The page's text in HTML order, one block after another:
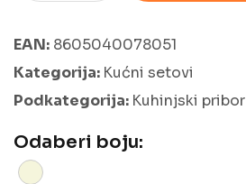
EAN: 8605040078051
Kategorija: Kućni setovi
Podkategorija: Kuhinjski pribor
Odaberi boju: